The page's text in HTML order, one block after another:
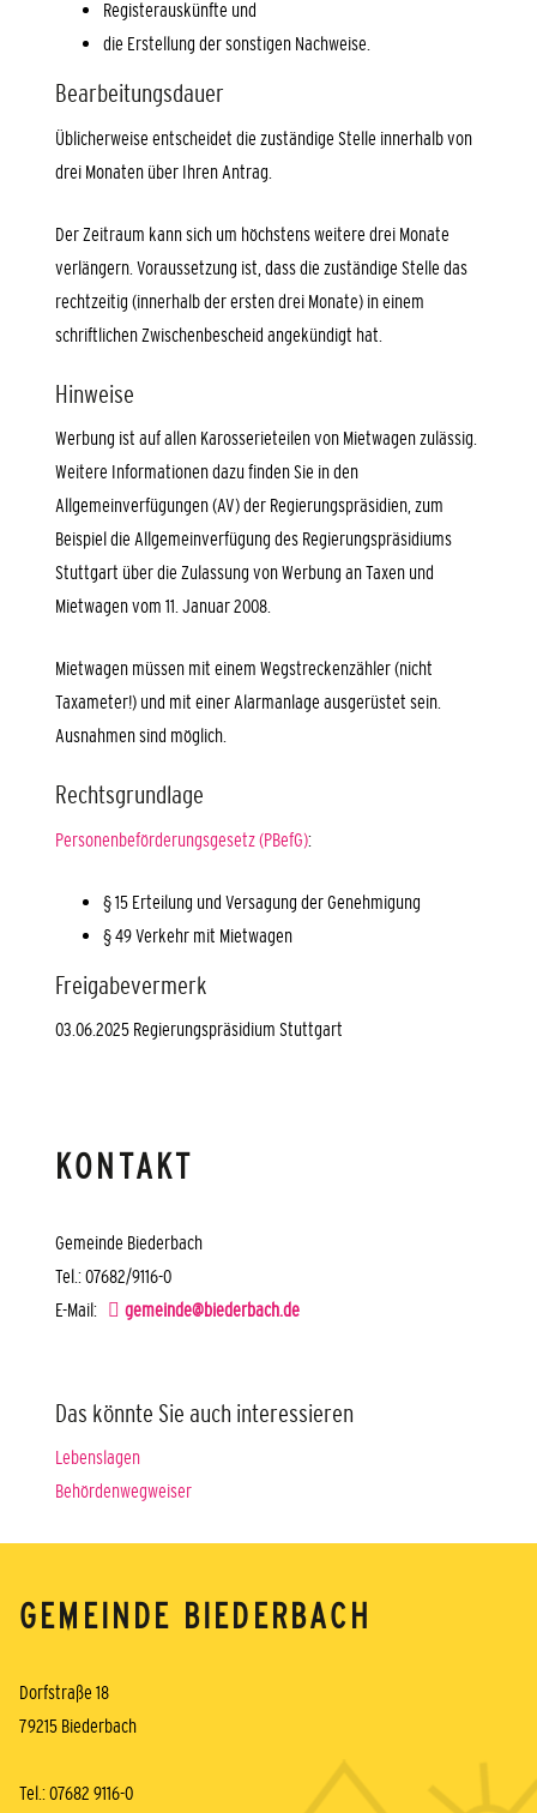
Registerauskünfte und
die Erstellung der sonstigen Nachweise.
Bearbeitungsdauer
Üblicherweise entscheidet die zuständige Stelle innerhalb von
drei Monaten über Ihren Antrag.
Der Zeitraum kann sich um höchstens weitere drei Monate
verlängern. Voraussetzung ist, dass die zuständige Stelle das
rechtzeitig (innerhalb der ersten drei Monate) in einem
schriftlichen Zwischenbescheid angekündigt hat.
Hinweise
Werbung ist auf allen Karosserieteilen von Mietwagen zulässig.
Weitere Informationen dazu finden Sie in den
Allgemeinverfügungen (AV) der Regierungspräsidien, zum
Beispiel die Allgemeinverfügung des Regierungspräsidiums
Stuttgart über die Zulassung von Werbung an Taxen und
Mietwagen vom 11. Januar 2008.
Mietwagen müssen mit einem Wegstreckenzähler (nicht
Taxameter!) und mit einer Alarmanlage ausgerüstet sein.
Ausnahmen sind möglich.
Rechtsgrundlage
Personenbeförderungsgesetz (PBefG):
§ 15 Erteilung und Versagung der Genehmigung
§ 49 Verkehr mit Mietwagen
Freigabevermerk
03.06.2025 Regierungspräsidium Stuttgart
KONTAKT
Gemeinde Biederbach
Tel.: 07682/9116-0
E-Mail:
gemeinde@biederbach.de
Das könnte Sie auch interessieren
Lebenslagen
Behördenwegweiser
GEMEINDE BIEDERBACH
Dorfstraße 18
79215 Biederbach
Tel.: 07682 9116-0